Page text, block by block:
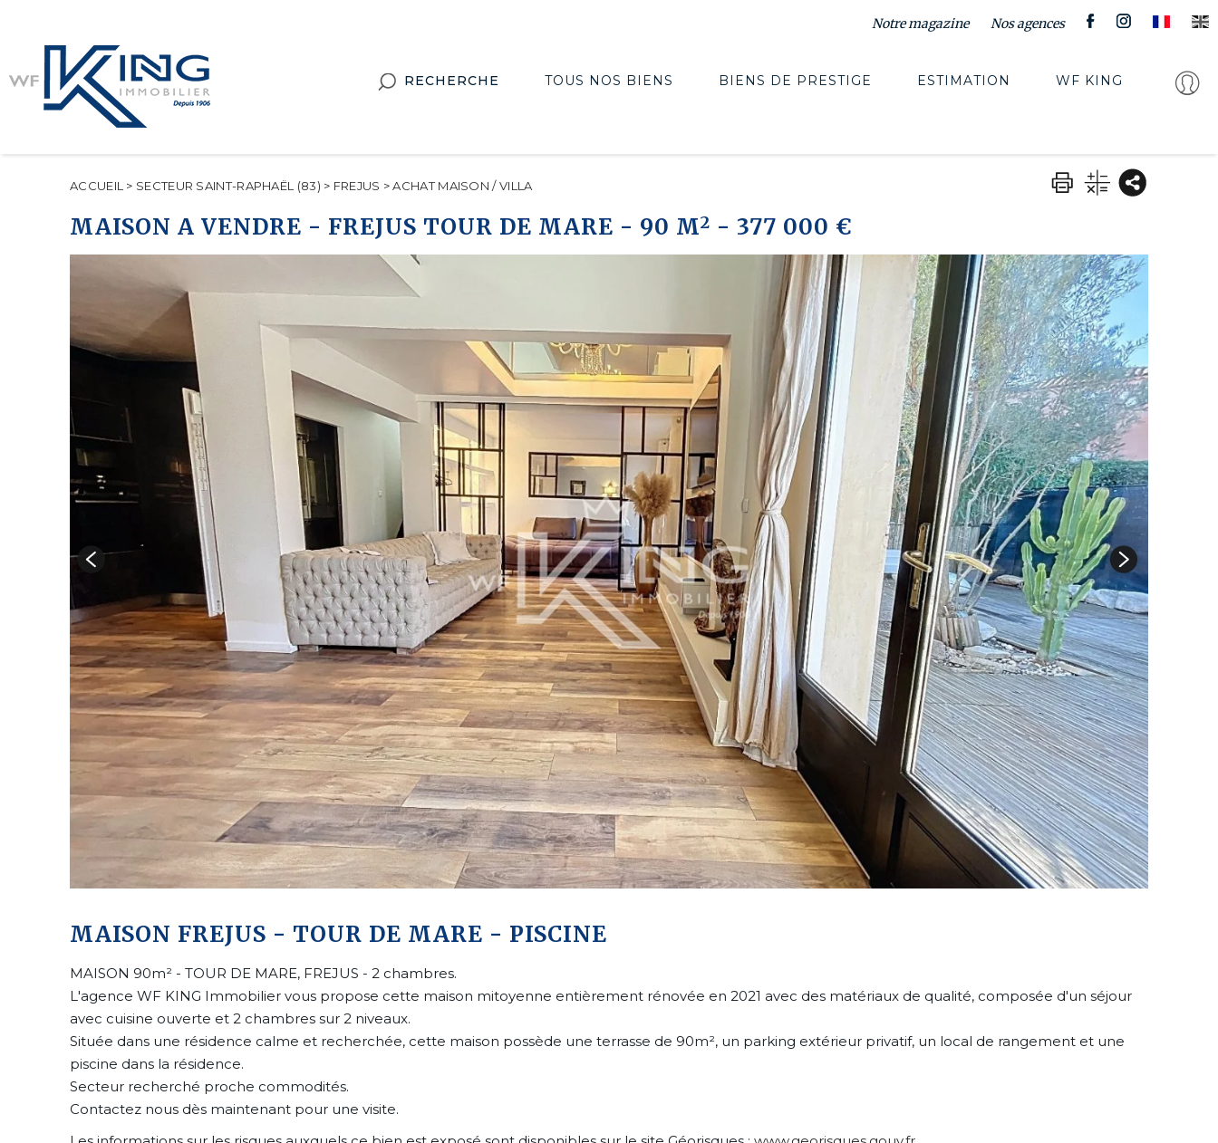
Notre magazine Nos agences
RECHERCHE TOUS NOS BIENS BIENS DE PRESTIGE ESTIMATION WF KING
ACCUEIL > SECTEUR SAINT-RAPHAËL (83) > FREJUS >ACHAT MAISON / VILLA
MAISON A VENDRE - FREJUS TOUR DE MARE - 90 M2 - 377 000 €
MAISON FREJUS - TOUR DE MARE - PISCINE
MAISON 90m² - TOUR DE MARE, FREJUS - 2 chambres.
L'agence WF KING Immobilier vous propose cette maison mitoyenne entièrement rénovée en 2021 avec des matériaux de qualité, composée d'un séjour
avec cuisine ouverte et 2 chambres sur 2 niveaux.
Située dans une résidence calme et recherchée, cette maison possède une terrasse de 90m², un parking extérieur privatif, un local de rangement et une
piscine dans la résidence.
Secteur recherché proche commodités.
Contactez nous dès maintenant pour une visite.